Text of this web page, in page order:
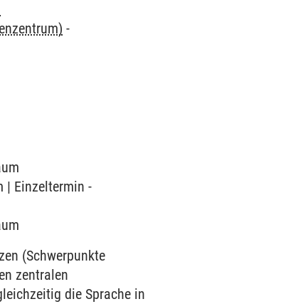
-
| Einzeltermin -
(Schwerpunkte
zentralen
die Sprache in